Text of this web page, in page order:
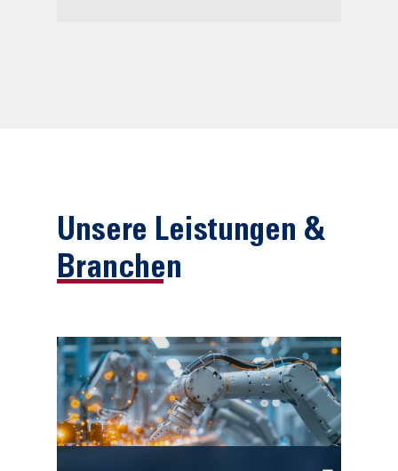
Unsere Leistungen &
Branchen